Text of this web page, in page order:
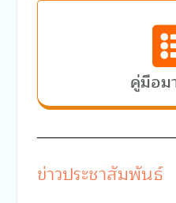
คู่มือม
ข่าวประชาสัมพันธ์